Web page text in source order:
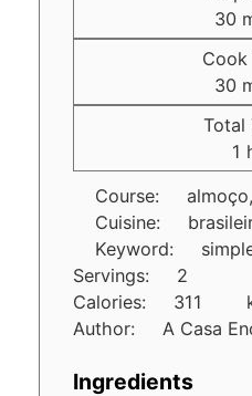
30
Cook
30
Total
1
Course:
Cuisine:
Keyword:
Servings:
2
Calories:
311
Author:
A Casa
Ingredients